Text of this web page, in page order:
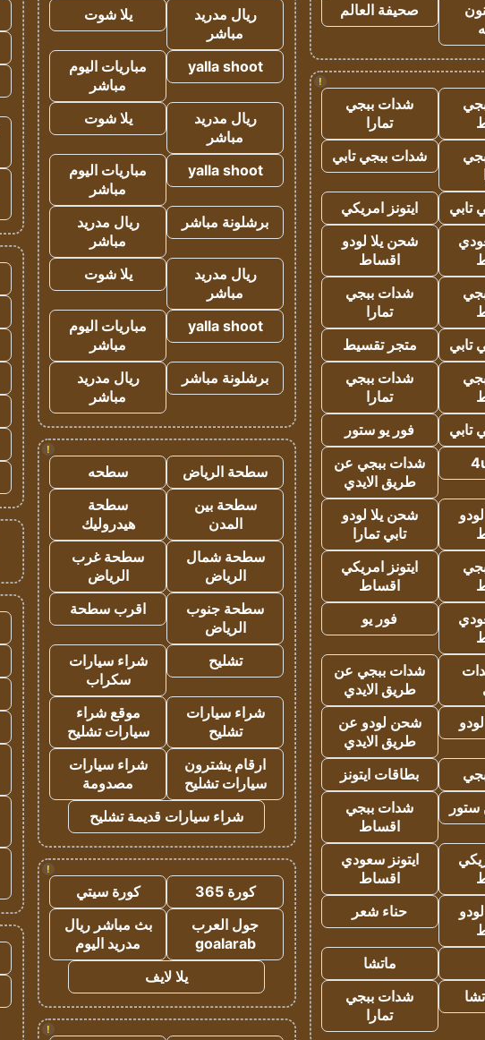
صحيفة العالم
!
شدات ببجي
تمارا
شدات ببجي تابي
تابي
ايتونز امريكي
شحن يلا لودو
اقساط
شدات ببجي
تمارا
تابي
متجر تقسيط
شدات ببجي
تمارا
تابي
فور يو ستور
شدات ببجي عن
طريق الايدي
شحن يلا لودو
تابي تمارا
ايتونز امريكي
اقساط
فور يو
شدات ببجي عن
طريق الايدي
شحن لودو عن
طريق الايدي
بطاقات ايتونز
ستور
شدات ببجي
اقساط
ايتونز سعودي
اقساط
حناء شعر
ماتشا
شدات ببجي
تمارا
ريال مدريد
مباشر
يلا شوت
yalla shoot
مباريات اليوم
مباشر
ريال مدريد
مباشر
يلا شوت
yalla shoot
مباريات اليوم
مباشر
برشلونة مباشر
ريال مدريد
مباشر
ريال مدريد
مباشر
يلا شوت
yalla shoot
مباريات اليوم
مباشر
برشلونة مباشر
ريال مدريد
مباشر
!
سطحة الرياض
سطحه
سطحة بين
المدن
سطحة
هيدروليك
سطحة شمال
الرياض
سطحة غرب
الرياض
سطحة جنوب
الرياض
اقرب سطحة
تشليح
شراء سيارات
سكراب
شراء سيارات
تشليح
موقع شراء
سيارات تشليح
ارقام يشترون
سيارات تشليح
شراء سيارات
مصدومة
شراء سيارات قديمة تشليح
!
كورة 365
كورة سيتي
جول العرب
goalarab
بث مباشر ريال
مدريد اليوم
يلا لايف
!